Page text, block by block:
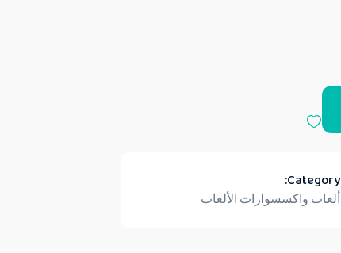
Category:
ألعاب واكسسوارات الألعاب